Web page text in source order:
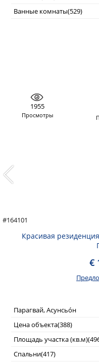
Ванные комнаты(529)
1955
Просмотры
#164101
Красивая
€
Парагвай, Асунсьо́н
Цена объекта(388)
Площадь участка
Спальни(417)